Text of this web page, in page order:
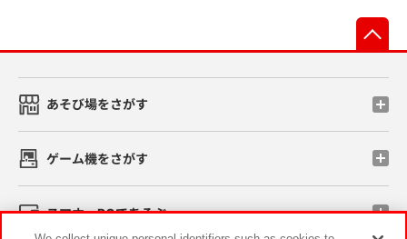
あそび場をさがす
ゲーム機をさがす
スマホ・PCであそぶ